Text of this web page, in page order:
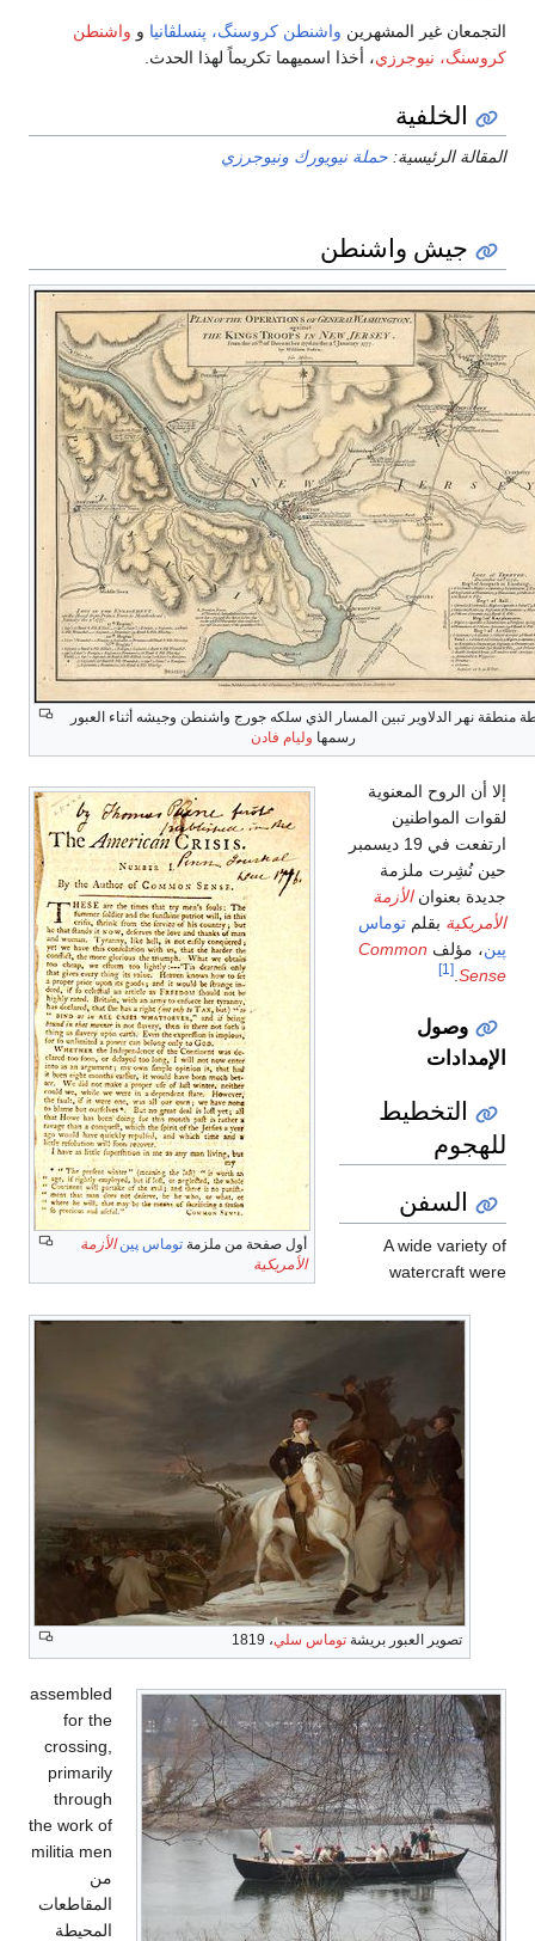
التجمعان غير المشهرين واشنطن كروسنگ، پنسلڤانيا و واشنطن
كروسنگ، نيوجرزي، أخذا اسميهما تكريماً لهذا الحدث.
الخلفية
المقالة الرئيسية: حملة نيويورك ونيوجرزي
جيش واشنطن
منطقة نهر الدلاوير تبين المسار الذي سلكه جورج واشنطن وجيشه أثناء العبور
رسمها وليام فادن
أول صفحة من ملزمة توماس پين الأزمة
الأمريكية
إلا أن الروح المعنوية
لقوات المواطنين
ارتفعت في 19 ديسمبر
حين نُشِرت ملزمة
جديدة بعنوانالأزمة
الأمريكية بقلم توماس
پين، مؤلف Common
Sense
.
[1]
وصول
الإمدادات
التخطيط
للهجوم
تصوير العبور بريشة توماس سلي، 1819
السفن
A wide variety of
watercraft were
assembled
for the
crossing,
primarily
through
the work of
militia men
من
المقاطعات
المحيطة